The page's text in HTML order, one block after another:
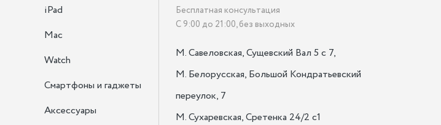
iPad
Mac
Watch
Смартфоны и гаджеты
Аксессуары
Бесплатная консультация
С 9:00 до 21:00, без выходных
М. Савеловская, Сущевский Вал 5 с 7,
М. Белорусская, Большой Кондратьевский
переулок, 7
М. Сухаревская, Сретенка 24/2 с1